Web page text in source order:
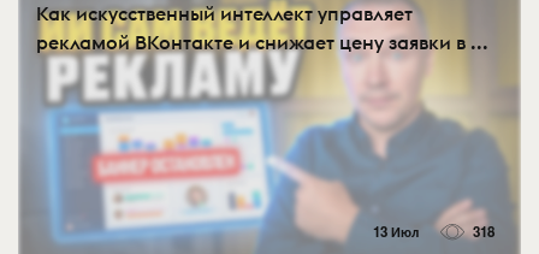
Как искусственный интеллект управляет
рекламой ВКонтакте и снижает цену заявки в ...
13 Июл 318